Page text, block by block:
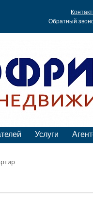
Обратный
Услуги